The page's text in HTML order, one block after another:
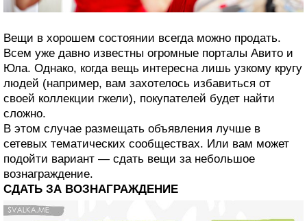
Вещи в хорошем состоянии всегда можно продать.
Всем уже давно известны огромные порталы Авито и
Юла. Однако, когда вещь интересна лишь узкому кругу
людей (например, вам захотелось избавиться от
своей коллекции гжели), покупателей будет найти
сложно.
В этом случае размещать объявления лучше в
сетевых тематических сообществах. Или вам может
подойти вариант — сдать вещи за небольшое
вознаграждение.
СДАТЬ ЗА ВОЗНАГРАЖДЕНИЕ